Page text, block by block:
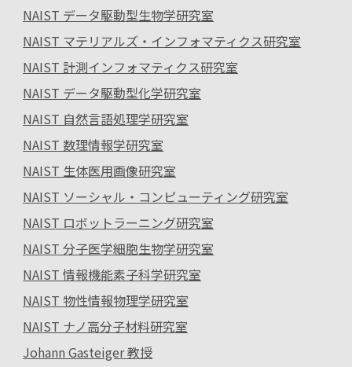
NAIST データ駆動型生物学研究室
NAIST マテリアルズ・インフォマティクス研究室
NAIST 計測インフォマティクス研究室
NAIST データ駆動型化学研究室
NAIST 自然言語処理学研究室
NAIST 数理情報学研究室
NAIST 生体医用画像研究室
NAIST ソーシャル・コンピューティング研究室
NAIST ロボットラーニング研究室
NAIST 分子医学細胞生物学研究室
NAIST 情報機能素子科学研究室
NAIST 物性情報物理学研究室
NAIST ナノ高分子材料研究室
Johann Gasteiger 教授